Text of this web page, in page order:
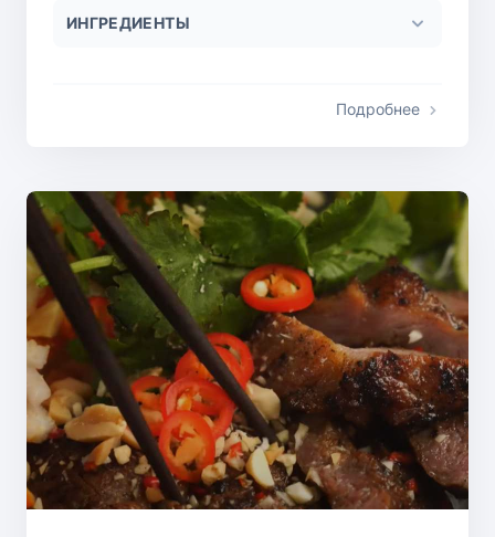
ИНГРЕДИЕНТЫ
Подробнее